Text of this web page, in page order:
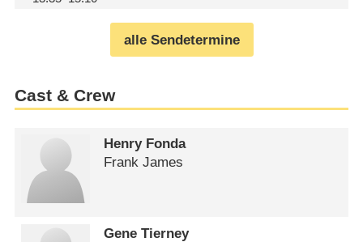
alle Sendetermine
Cast & Crew
Henry Fonda
Frank James
Gene Tierney